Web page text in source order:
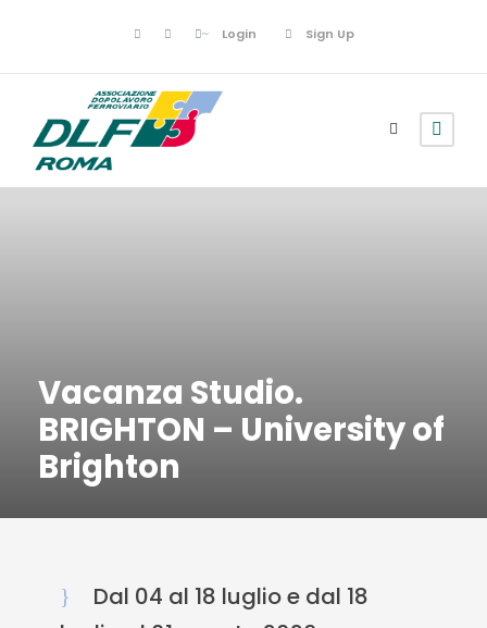
Login Sign Up
Vacanza Studio.
BRIGHTON – University of
Brighton
Dal 04 al 18 luglio e dal 18